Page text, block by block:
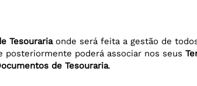
Tesourariaonde será feita a gestão de
posteriormente poderá associar nos seus
de Tesouraria.